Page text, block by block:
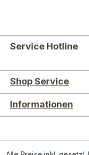
Service Hotline
Shop Service
Informationen